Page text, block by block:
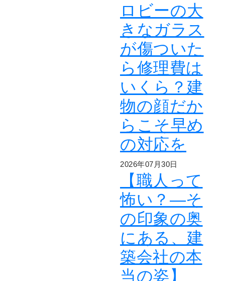
ロビーの大
きなガラス
が傷ついた
ら修理費は
いくら？建
物の顔だか
らこそ早め
の対応を
2026年07月30日
【職人って
怖い？―そ
の印象の奥
にある、建
築会社の本
当の姿】